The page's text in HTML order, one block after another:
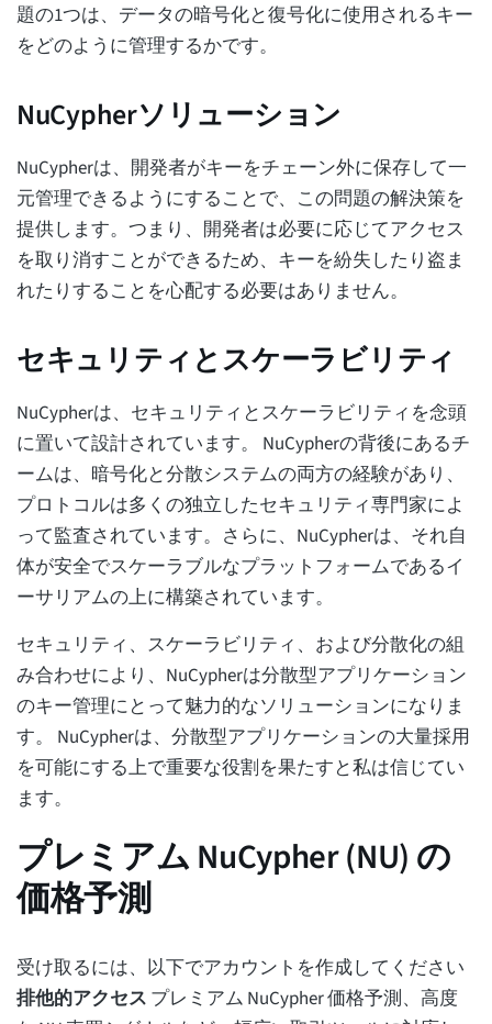
題の1つは、データの暗号化と復号化に使用されるキー
をどのように管理するかです。
NuCypherソリューション
NuCypherは、開発者がキーをチェーン外に保存して一
元管理できるようにすることで、この問題の解決策を
提供します。つまり、開発者は必要に応じてアクセス
を取り消すことができるため、キーを紛失したり盗ま
れたりすることを心配する必要はありません。
セキュリティとスケーラビリティ
NuCypherは、セキュリティとスケーラビリティを念頭
に置いて設計されています。 NuCypherの背後にあるチ
ームは、暗号化と分散システムの両方の経験があり、
プロトコルは多くの独立したセキュリティ専門家によ
って監査されています。さらに、NuCypherは、それ自
体が安全でスケーラブルなプラットフォームであるイ
ーサリアムの上に構築されています。
セキュリティ、スケーラビリティ、および分散化の組
み合わせにより、NuCypherは分散型アプリケーション
のキー管理にとって魅力的なソリューションになりま
す。 NuCypherは、分散型アプリケーションの大量採用
を可能にする上で重要な役割を果たすと私は信じてい
ます。
プレミアム NuCypher (NU) の
価格予測
受け取るには、以下でアカウントを作成してください
排他的アクセス プレミアム NuCypher 価格予測、高度